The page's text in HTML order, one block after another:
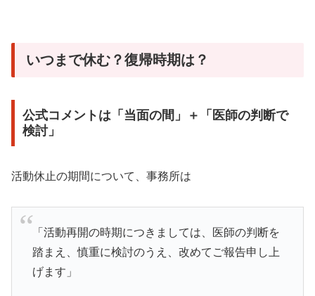
いつまで休む？復帰時期は？
公式コメントは「当面の間」＋「医師の判断で
検討」
活動休止の期間について、事務所は
「活動再開の時期につきましては、医師の判断を
踏まえ、慎重に検討のうえ、改めてご報告申し上
げます」